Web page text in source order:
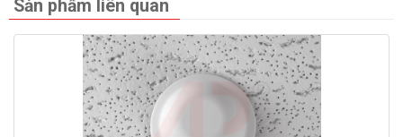
Sản phẩm liên quan